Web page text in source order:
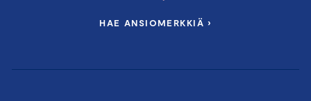
HAE ANSIOMERKKIÄ ›